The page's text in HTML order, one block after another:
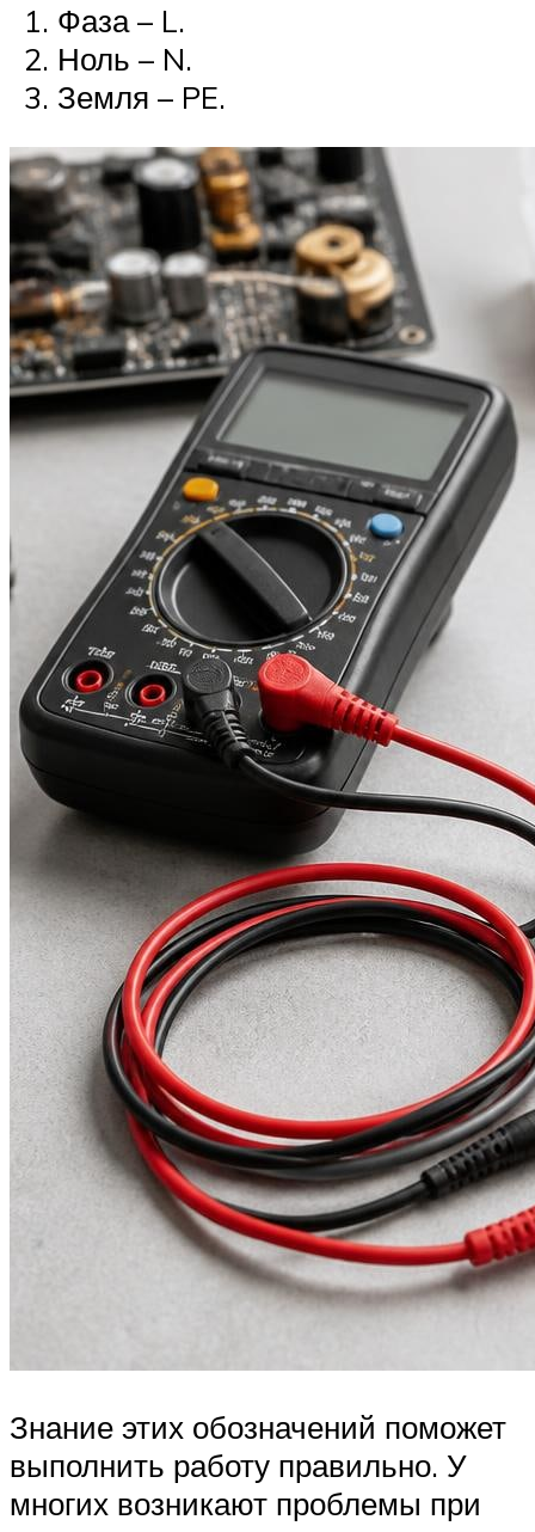
Фаза – L.
Ноль – N.
Земля – PE.
Знание этих обозначений поможет
выполнить работу правильно. У
многих возникают проблемы при